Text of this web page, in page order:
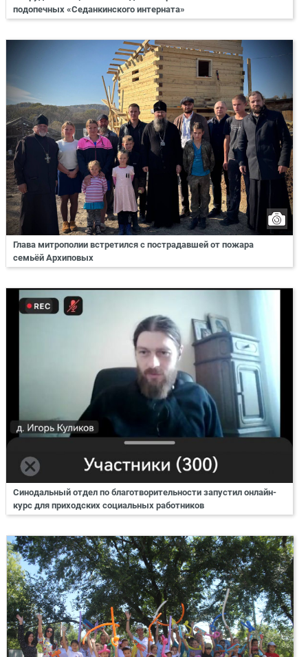
подопечных «Седанкинского интерната»
Глава митрополии встретился с пострадавшей от пожара
семьёй Архиповых
Синодальный отдел по благотворительности запустил онлайн-
курс для приходских социальных работников